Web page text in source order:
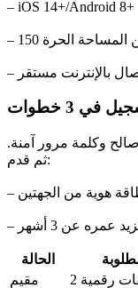
– iOS 14+/Android 8+
من المساحة الحرة
بالإنترنت مستقر
في 3 خطوات
وكلمة مرور آمنة.
ثم قدم:
هوية من الجهتين
عمره عن 3 أشهر
الحالة
مقيم
رقمية